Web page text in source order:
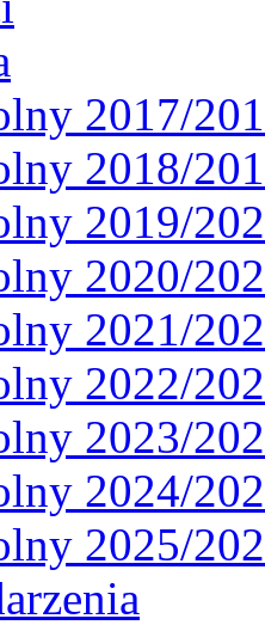
2017/
2018/
2019/
2020/
2021/
2022/
2023/
2024/
2025/